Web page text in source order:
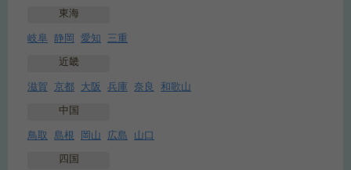
東海
岐阜 静岡 愛知 三重
近畿
滋賀 京都 大阪 兵庫 奈良 和歌山
中国
鳥取 島根 岡山 広島 山口
四国